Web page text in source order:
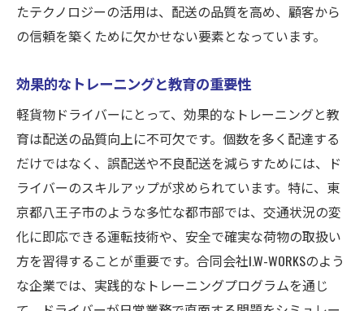
たテクノロジーの活用は、配送の品質を高め、顧客から
の信頼を築くために欠かせない要素となっています。
効果的なトレーニングと教育の重要性
軽貨物ドライバーにとって、効果的なトレーニングと教
育は配送の品質向上に不可欠です。個数を多く配達する
だけではなく、誤配送や不良配送を減らすためには、ド
ライバーのスキルアップが求められています。特に、東
京都八王子市のような多忙な都市部では、交通状況の変
化に即応できる運転技術や、安全で確実な荷物の取扱い
方を習得することが重要です。合同会社I.W-WORKSのよう
な企業では、実践的なトレーニングプログラムを通じ